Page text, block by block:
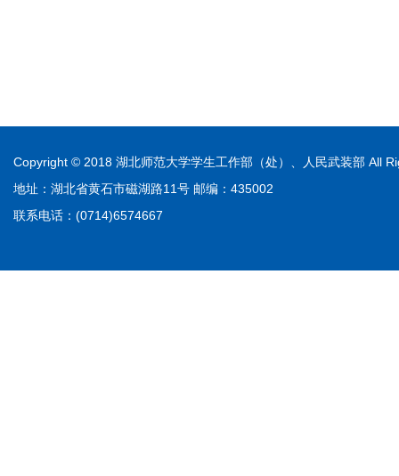
Copyright © 2018 湖北师范大学学生工作部（处）、人民武装部 All
地址：湖北省黄石市磁湖路11号 邮编：435002
联系电话：(0714)6574667